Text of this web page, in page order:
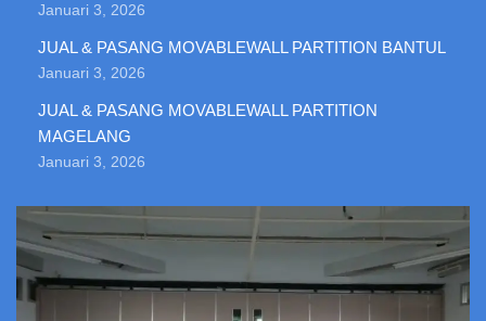
Januari 3, 2026
JUAL & PASANG MOVABLEWALL PARTITION BANTUL
Januari 3, 2026
JUAL & PASANG MOVABLEWALL PARTITION
MAGELANG
Januari 3, 2026